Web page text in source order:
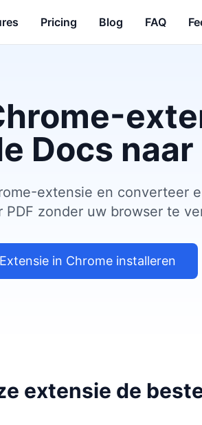
Pricing Blog FAQ
Docs naar
extensie en converteer
PDF zonder uw browser te
Extensie in Chrome installeren
extensie de